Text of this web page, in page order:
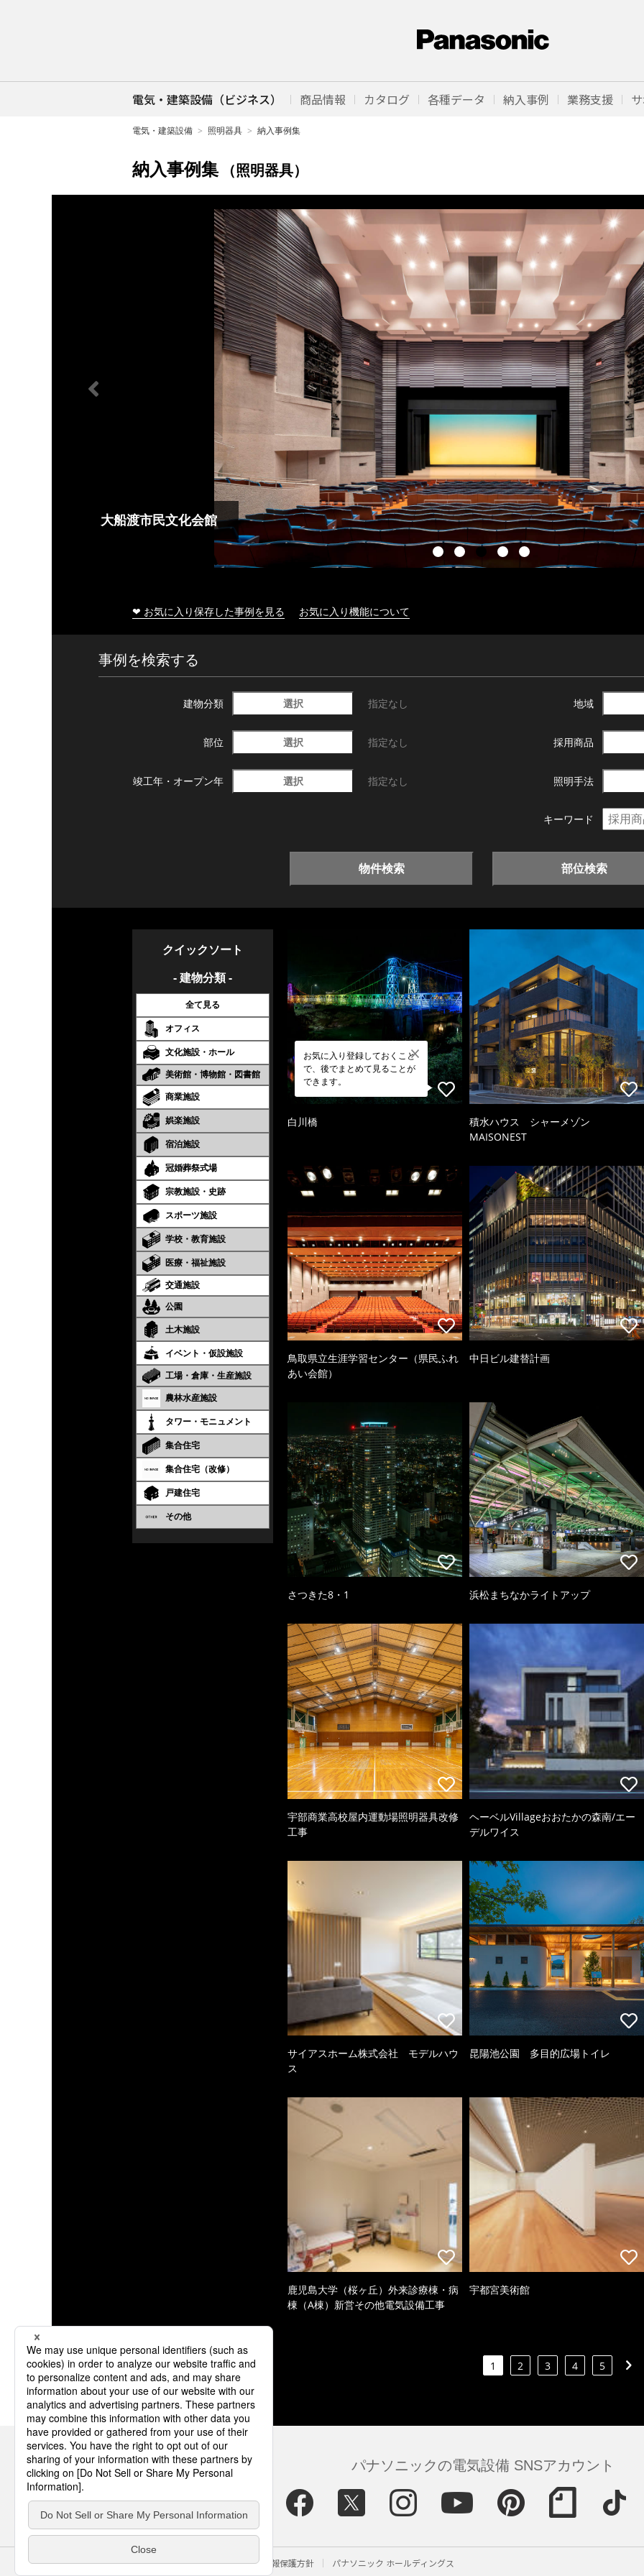
電気・建築設備（ビジネス） 商品情報 カタログ 各種データ 納入事例 業務支援
電気・建築設備 照明器具 納入事例集
納入事例集 （照明器具）
大船渡市民文化会館
❤ お気に入り保存した事例を見る お気に入り機能について
事例を検索する
建物分類 選択 指定なし 地域
部位 選択 指定なし 採用商品
竣工年・ オープン年 選択 指定なし 照明手法
キーワード
物件検索 部位検索
クイックソート
- 建物分類 -
全て見る
オフィス
文化施設・ホール
美術館・博物館・図書館
商業施設
娯楽施設
宿泊施設
冠婚葬祭式場
宗教施設・史跡
スポーツ施設
学校・教育施設
医療・福祉施設
交通施設
公園
土木施設
イベント・仮設施設
工場・倉庫・生産施設
農林水産施設
タワー・モニュメント
集合住宅
集合住宅（改修）
戸建住宅
その他
お気に入り登録しておくこと
で、後でまとめて見ることが
できます。
白川橋
積水ハウス シャーメゾン
MAISONEST
鳥取県立生涯学習センター（県民ふれ
あい会館）
中日ビル建替計画
さつきた8・1 浜松まちなかライトアップ
宇部商業高校屋内運動場照明器具改修
工事
ヘーベルVillageおおたかの森南/エー
デルワイス
サイアスホーム株式会社 モデルハウ
ス
昆陽池公園 多目的広場トイレ
鹿児島大学（桜ヶ丘）外来診療棟・病
棟（A棟）新営その他電気設備工事
宇都宮美術館
1 2 3 4 5
パナソニックの電気設備 SNSアカウント
サイトのご利用にあたって クッキーポリシー 個人情報保護方針 パナソニック ホールディングス